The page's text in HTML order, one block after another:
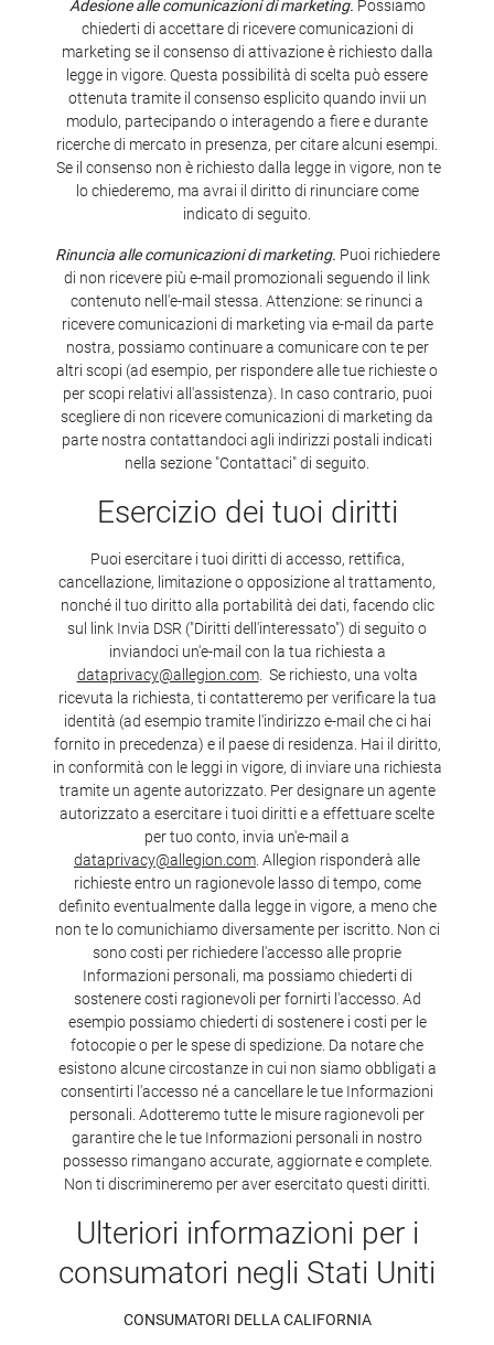
Adesione alle comunicazioni di marketing. Possiamo
chiederti di accettare di ricevere comunicazioni di
marketing se il consenso di attivazione è richiesto dalla
legge in vigore. Questa possibilità di scelta può essere
ottenuta tramite il consenso esplicito quando invii un
modulo, partecipando o interagendo a fiere e durante
ricerche di mercato in presenza, per citare alcuni esempi.
Se il consenso non è richiesto dalla legge in vigore, non te
lo chiederemo, ma avrai il diritto di rinunciare come
indicato di seguito.
Rinuncia alle comunicazioni di marketing. Puoi richiedere
di non ricevere più e-mail promozionali seguendo il link
contenuto nell'e-mail stessa. Attenzione: se rinunci a
ricevere comunicazioni di marketing via e-mail da parte
nostra, possiamo continuare a comunicare con te per
altri scopi (ad esempio, per rispondere alle tue richieste o
per scopi relativi all'assistenza). In caso contrario, puoi
scegliere di non ricevere comunicazioni di marketing da
parte nostra contattandoci agli indirizzi postali indicati
nella sezione "Contattaci" di seguito.
Esercizio dei tuoi diritti
Puoi esercitare i tuoi diritti di accesso, rettifica,
cancellazione, limitazione o opposizione al trattamento,
nonché il tuo diritto alla portabilità dei dati, facendo clic
sul link Invia DSR ("Diritti dell'interessato") di seguito o
inviandoci un'e-mail con la tua richiesta a
dataprivacy@allegion.com. Se richiesto, una volta
ricevuta la richiesta, ti contatteremo per verificare la tua
identità (ad esempio tramite l'indirizzo e-mail che ci hai
fornito in precedenza) e il paese di residenza. Hai il diritto,
in conformità con le leggi in vigore, di inviare una richiesta
tramite un agente autorizzato. Per designare un agente
autorizzato a esercitare i tuoi diritti e a effettuare scelte
per tuo conto, invia un'e-mail a
dataprivacy@allegion.com . Allegion risponderà alle
richieste entro un ragionevole lasso di tempo, come
definito eventualmente dalla legge in vigore, a meno che
non te lo comunichiamo diversamente per iscritto. Non ci
sono costi per richiedere l'accesso alle proprie
Informazioni personali, ma possiamo chiederti di
sostenere costi ragionevoli per fornirti l'accesso. Ad
esempio possiamo chiederti di sostenere i costi per le
fotocopie o per le spese di spedizione. Da notare che
esistono alcune circostanze in cui non siamo obbligati a
consentirti l'accesso né a cancellare le tue Informazioni
personali. Adotteremo tutte le misure ragionevoli per
garantire che le tue Informazioni personali in nostro
possesso rimangano accurate, aggiornate e complete.
Non ti discrimineremo per aver esercitato questi diritti.
Ulteriori informazioni per i
consumatori negli Stati Uniti
CONSUMATORI DELLA CALIFORNIA